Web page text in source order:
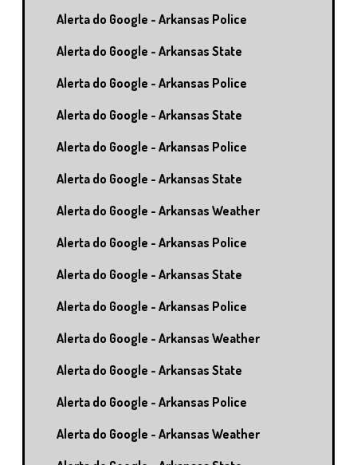
Alerta do Google - Arkansas Police
Alerta do Google - Arkansas State
Alerta do Google - Arkansas Police
Alerta do Google - Arkansas State
Alerta do Google - Arkansas Police
Alerta do Google - Arkansas State
Alerta do Google - Arkansas Weather
Alerta do Google - Arkansas Police
Alerta do Google - Arkansas State
Alerta do Google - Arkansas Police
Alerta do Google - Arkansas Weather
Alerta do Google - Arkansas State
Alerta do Google - Arkansas Police
Alerta do Google - Arkansas Weather